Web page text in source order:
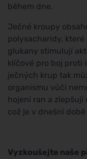
během dne.
Ječné kroupy
polysacharidy,
glukany stimulují
klíčové pro boj proti
ječných krup tak
organismu vůči
hojení ran a zlepšují
což je v dnešní
Vyzkoušejte naše